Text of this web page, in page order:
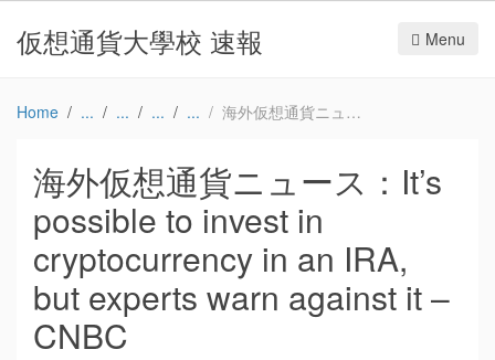
仮想通貨大學校 速報 Menu
Home 海外仮想通貨ニュース：It’s possible to invest in cryptocurrency in an IRA, but experts warn against it – CNBC
海外仮想通貨ニュース：It’s
possible to invest in
cryptocurrency in an IRA,
but experts warn against it –
CNBC